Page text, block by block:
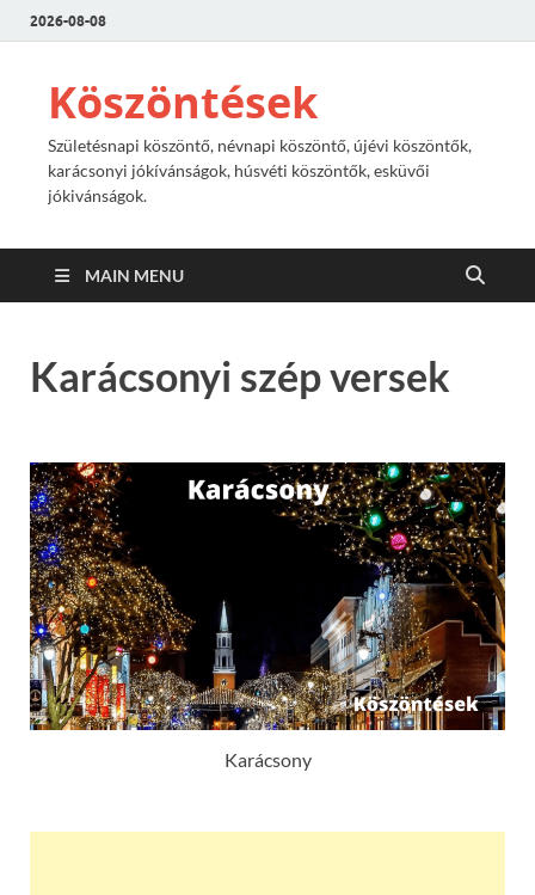
2026-08-08
Köszöntések
Születésnapi köszöntő, névnapi köszöntő, újévi köszöntők,
karácsonyi jókívánságok, húsvéti köszöntők, esküvői
jókivánságok.
MAIN MENU
Karácsonyi szép versek
Karácsony